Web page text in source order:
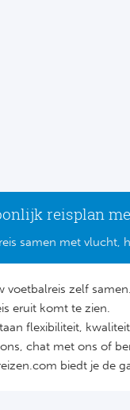
reisplan
samen met vlucht,
voetbalreis zelf
eruit komt te zien.
flexibiliteit,
chat met ons of
biedt je de